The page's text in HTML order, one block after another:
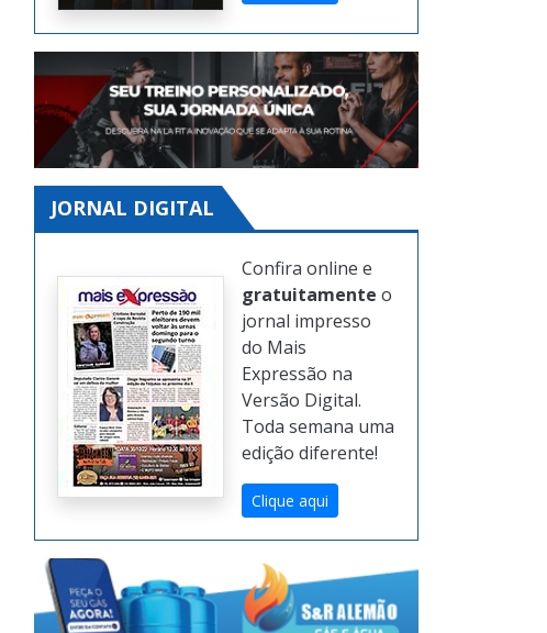
JORNAL DIGITAL
Confira online e
gratuitamente o
jornal impresso
do Mais
Expressão na
Versão Digital.
Toda semana uma
edição diferente!
Clique aqui